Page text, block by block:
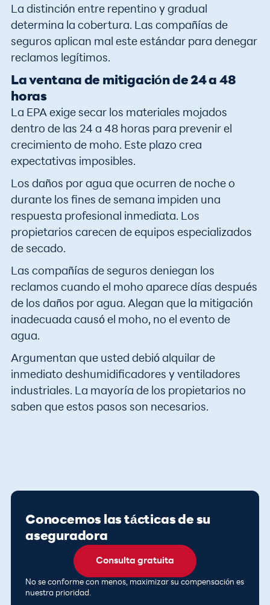
La distinción entre repentino y gradual
determina la cobertura. Las compañías de
seguros aplican mal este estándar para denegar
reclamos legítimos.
La ventana de mitigación de 24 a 48
horas
La EPA exige secar los materiales mojados
dentro de las 24 a 48 horas para prevenir el
crecimiento de moho. Este plazo crea
expectativas imposibles.
Los daños por agua que ocurren de noche o
durante los fines de semana impiden una
respuesta profesional inmediata. Los
propietarios carecen de equipos especializados
de secado.
Las compañías de seguros deniegan los
reclamos cuando el moho aparece días después
de los daños por agua. Alegan que la mitigación
inadecuada causó el moho, no el evento de
agua.
Argumentan que usted debió alquilar de
inmediato deshumidificadores y ventiladores
industriales. La mayoría de los propietarios no
saben que estos pasos son necesarios.
Conocemos las tácticas de su
aseguradora
Consulta gratuita
No se conforme con menos, maximizar su compensación es
nuestra prioridad.